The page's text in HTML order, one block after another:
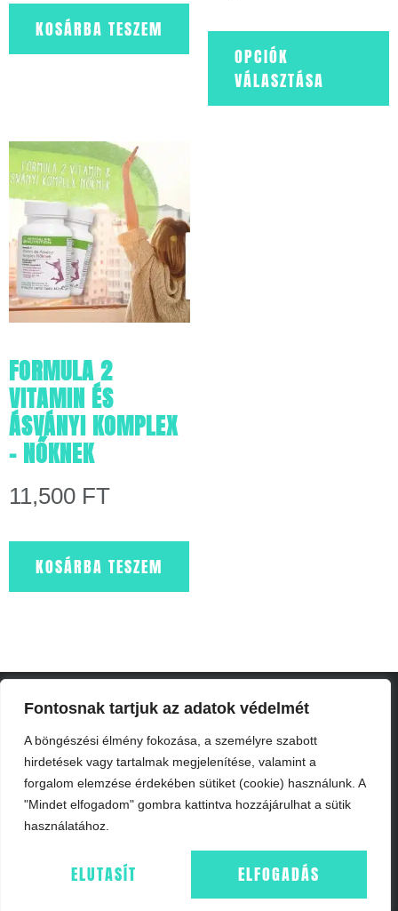
Fontosnak tartjuk az adatok védelmét
A böngészési élmény fokozása, a személyre szabott
hirdetések vagy tartalmak megjelenítése, valamint a
forgalom elemzése érdekében sütiket (cookie) használunk. A
"Mindet elfogadom" gombra kattintva hozzájárulhat a sütik
használatához.
ELUTASÍT ELFOGADÁS
KOSÁRBA TESZEM
OPCIÓK
VÁLASZTÁSA
FORMULA 2
VITAMIN ÉS
ÁSVÁNYI KOMPLEX
– NŐKNEK
11,500 FT
KOSÁRBA TESZEM